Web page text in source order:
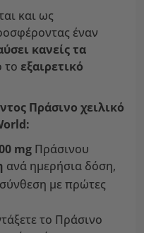
και ως
έναν
κανείς τα
το εξαιρετικό
Πράσινο χειλικό
mg Πράσινου
ανά ημερήσια δόση,
με πρώτες
το Πράσινο